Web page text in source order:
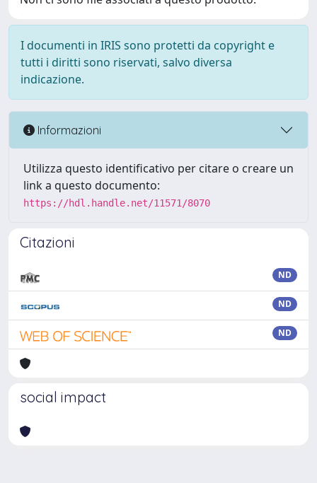
I documenti in IRIS sono protetti da copyright e
tutti i diritti sono riservati, salvo diversa
indicazione.
Informazioni
Utilizza questo identificativo per citare o creare un
link a questo documento:
https://hdl.handle.net/11571/8070
Citazioni
ND
ND
ND
social impact